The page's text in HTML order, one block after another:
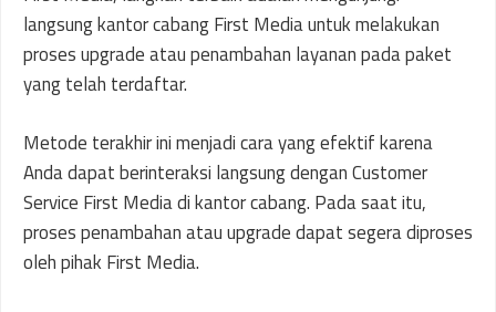
langsung kantor cabang First Media untuk melakukan
proses upgrade atau penambahan layanan pada paket
yang telah terdaftar.
Metode terakhir ini menjadi cara yang efektif karena
Anda dapat berinteraksi langsung dengan Customer
Service First Media di kantor cabang. Pada saat itu,
proses penambahan atau upgrade dapat segera diproses
oleh pihak First Media.